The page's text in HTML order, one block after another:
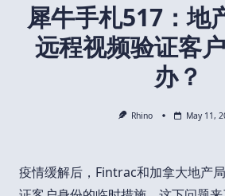
犀牛手札517：地
远程视频验证客
办？
Rhino May 11,
疫情缓解后，Fintrac和加拿大地产